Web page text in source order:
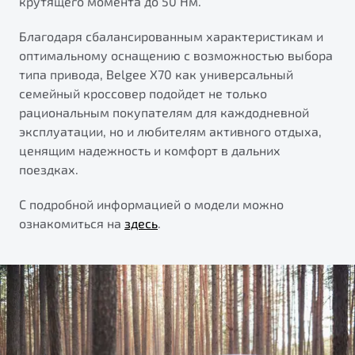
Благодаря сбалансированным характеристикам и
оптимальному оснащению с возможностью выбора
типа привода, Belgee Х70 как универсальный
семейный кроссовер подойдет не только
рациональным покупателям для каждодневной
эксплуатации, но и любителям активного отдыха,
ценящим надежность и комфорт в дальних
поездках.
С подробной информацией о модели можно
ознакомиться на здесь.